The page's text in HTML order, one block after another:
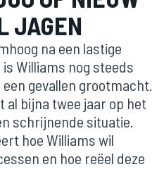
JAGEN
na een lastige
Williams nog steeds
gevallen grootmacht.
al bijna twee jaar op het
schrijnende situatie.
hoe Williams wil
en hoe reëel deze